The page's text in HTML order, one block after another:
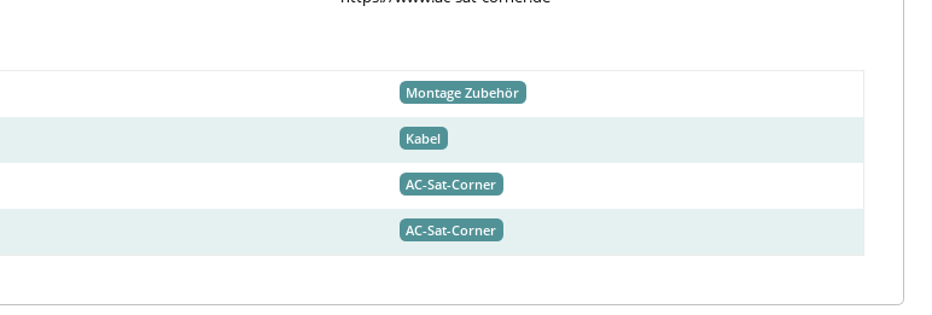
Montage Zubehör
Kabel
AC-Sat-Corner
AC-Sat-Corner